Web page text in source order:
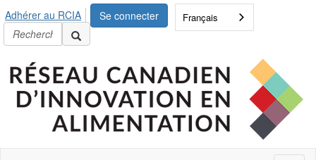
Se connecter
Adhérer au RCIA Français